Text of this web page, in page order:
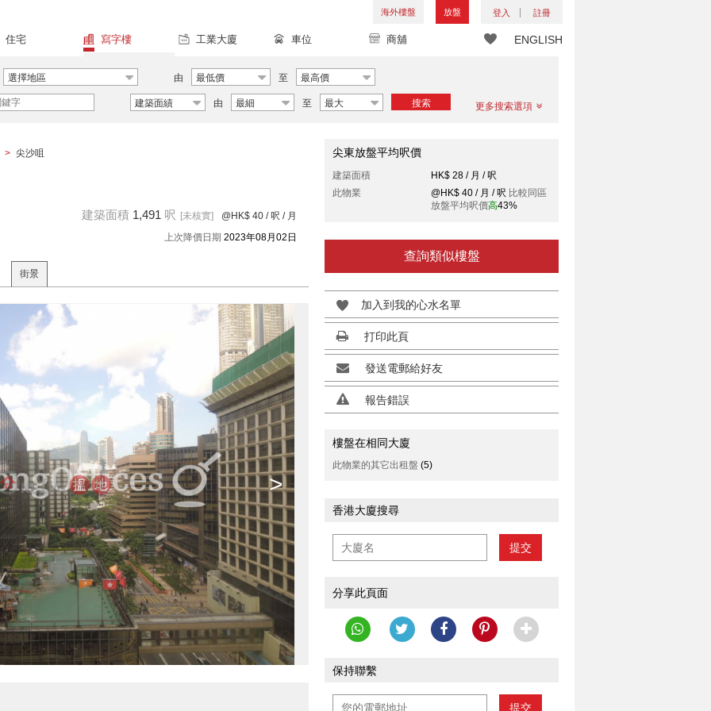
海外樓盤 放盤 登入 註冊
ENGLISH
住宅 寫字樓 工業大廈 車位 商舖
選擇地區 由 最低價 至 最高價
建築面績 由 最細 至 最大 搜索 更多搜索選項
> 尖沙咀
建築面積 1,491 呎 [未核實] @HK$ 40 / 呎 / 月
上次降價日期 2023年08月02日
街景
>
尖東放盤平均呎價
建築面積
HK$ 28 / 月 / 呎
此物業
@HK$ 40 / 月 / 呎 比較同區
放盤平均呎價高43%
查詢類似樓盤
加入到我的心水名單
打印此頁
發送電郵給好友
報告錯誤
樓盤在相同大廈
此物業的其它出租盤 (5)
香港大廈搜尋
提交
分享此頁面
保持聯繫
提交